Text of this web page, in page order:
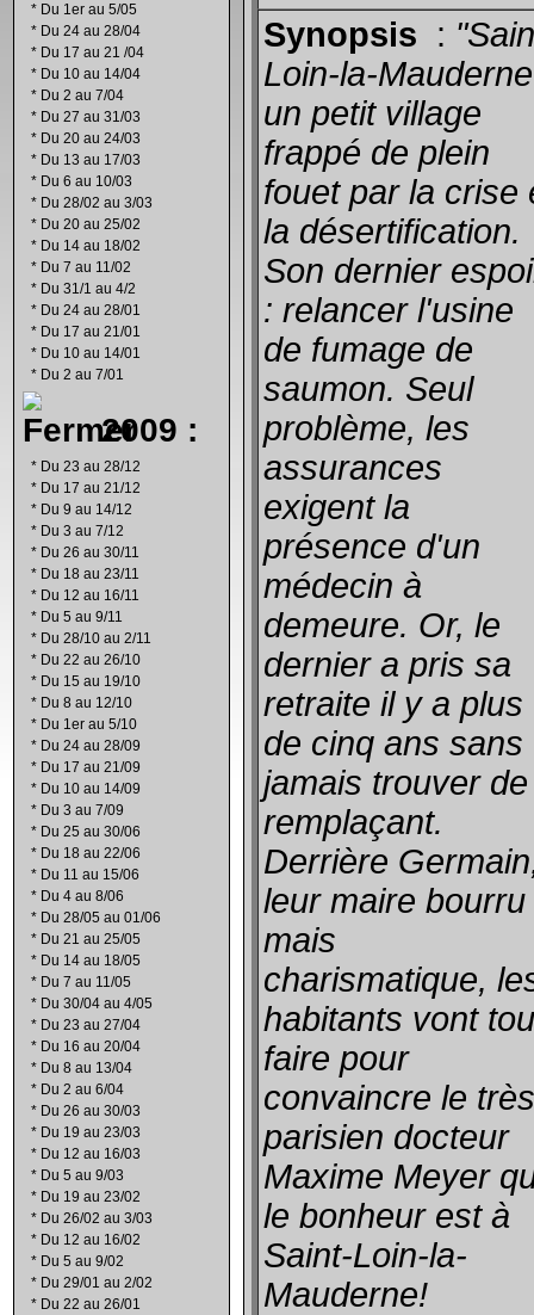
* Du 1er au 5/05
* Du 24 au 28/04
* Du 17 au 21 /04
* Du 10 au 14/04
* Du 2 au 7/04
* Du 27 au 31/03
* Du 20 au 24/03
* Du 13 au 17/03
* Du 6 au 10/03
* Du 28/02 au 3/03
* Du 20 au 25/02
* Du 14 au 18/02
* Du 7 au 11/02
* Du 31/1 au 4/2
* Du 24 au 28/01
* Du 17 au 21/01
* Du 10 au 14/01
* Du 2 au 7/01
2009 :
* Du 23 au 28/12
* Du 17 au 21/12
* Du 9 au 14/12
* Du 3 au 7/12
* Du 26 au 30/11
* Du 18 au 23/11
* Du 12 au 16/11
* Du 5 au 9/11
* Du 28/10 au 2/11
* Du 22 au 26/10
* Du 15 au 19/10
* Du 8 au 12/10
* Du 1er au 5/10
* Du 24 au 28/09
* Du 17 au 21/09
* Du 10 au 14/09
* Du 3 au 7/09
* Du 25 au 30/06
* Du 18 au 22/06
* Du 11 au 15/06
* Du 4 au 8/06
* Du 28/05 au 01/06
* Du 21 au 25/05
* Du 14 au 18/05
* Du 7 au 11/05
* Du 30/04 au 4/05
* Du 23 au 27/04
* Du 16 au 20/04
* Du 8 au 13/04
* Du 2 au 6/04
* Du 26 au 30/03
* Du 19 au 23/03
* Du 12 au 16/03
* Du 5 au 9/03
* Du 19 au 23/02
* Du 26/02 au 3/03
* Du 12 au 16/02
* Du 5 au 9/02
* Du 29/01 au 2/02
* Du 22 au 26/01
Synopsis :
Loin-la-
un petit village
frappé de plein
fouet par la crise
la désertification.
Son dernier
: relancer l'usine
de fumage de
saumon. Seul
problème, les
assurances
exigent la
présence d'un
médecin à
demeure. Or, le
dernier a pris sa
retraite il y a plus
de cinq ans sans
jamais trouver de
remplaçant.
Derrière
leur maire bourru
mais
charismatique,
habitants vont
faire pour
convaincre le très
parisien docteur
Maxime Meyer
le bonheur est à
Saint-Loin-la-
Mauderne!